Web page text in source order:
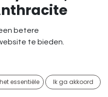
AAN
betere
te bieden.
essentiële Ik ga akkoord